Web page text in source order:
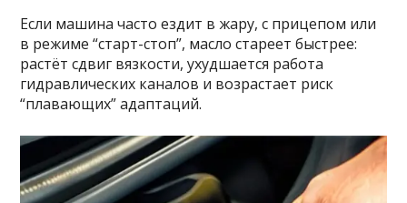
Если машина часто ездит в жару, с прицепом или
в режиме “старт-стоп”, масло стареет быстрее:
растёт сдвиг вязкости, ухудшается работа
гидравлических каналов и возрастает риск
“плавающих” адаптаций.